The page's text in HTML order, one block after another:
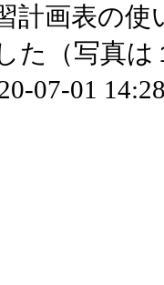
計画表の
た（写真は
07-01